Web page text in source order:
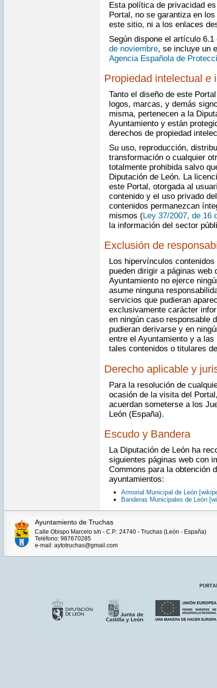
Esta política de privacidad
Portal, no se garantiza en
este sitio, ni a los enlaces
Según dispone el artículo
de noviembre, se incluye un
Agencia Española de
Propiedad intelectual e
Tanto el diseño de este
logos, marcas, y demás
misma, pertenecen a la
Ayuntamiento y están
derechos de propiedad
Su uso, reproducción,
transformación o cualquier
totalmente prohibida salvo
Diputación de León. La
este Portal, otorgada al
contenido y el uso privado
contenidos permanezcan
mismos (Ley 37/2007, de 16
la información del sector
Exclusión de
Los hipervínculos
pueden dirigir a páginas
Ayuntamiento no ejerce
asume ninguna
servicios que pudieran
exclusivamente carácter
en ningún caso responsable
pudieran derivarse y en
entre el Ayuntamiento y a
tales contenidos o titulares
Derecho aplicable y
Para la resolución de
ocasión de la visita del
acuerdan someterse a los
León (España).
Escudo y Bandera
La Diputación de León ha
siguientes páginas web con
Commons para la obtención
ayuntamientos:
Armorial Municipal de León
Banderas Municipales de León
Ayuntamiento de Truchas
Calle Obispo Marcelo s/n - C.P.: 24740 - Truchas (León - España)
Teléfono: 987670285
e-mail: aytotruchas@gmail.com